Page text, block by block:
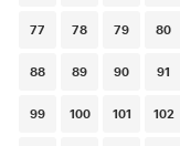
77 78 79 80
88 89 90 91
99 100 101 102